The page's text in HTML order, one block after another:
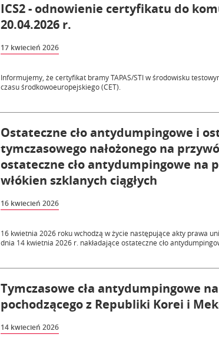
ICS2 - odnowienie certyfikatu do
20.04.2026 r.
17 kwiecień 2026
Informujemy, że certyfikat bramy TAPAS/STI w środowisku
czasu środkowoeuropejskiego (CET).
Ostateczne cło antydumpingowe i
tymczasowego nałożonego na
ostateczne cło antydumpingowe na
włókien szklanych ciągłych
16 kwiecień 2026
16 kwietnia 2026 roku wchodzą w życie następujące akty prawa
dnia 14 kwietnia 2026 r. nakładające ostateczne cło
Tymczasowe cła antydumpingowe
pochodzącego z Republiki Korei i
14 kwiecień 2026